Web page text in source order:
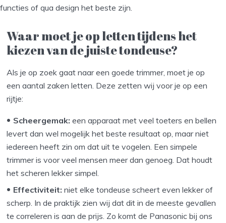
functies of qua design het beste zijn.
Waar moet je op letten tijdens het
kiezen van de juiste tondeuse?
Als je op zoek gaat naar een goede trimmer, moet je op
een aantal zaken letten. Deze zetten wij voor je op een
rijtje:
Scheergemak: een apparaat met veel toeters en bellen
levert dan wel mogelijk het beste resultaat op, maar niet
iedereen heeft zin om dat uit te vogelen. Een simpele
trimmer is voor veel mensen meer dan genoeg. Dat houdt
het scheren lekker simpel.
Effectiviteit: niet elke tondeuse scheert even lekker of
scherp. In de praktijk zien wij dat dit in de meeste gevallen
te correleren is aan de prijs. Zo komt de Panasonic bij ons